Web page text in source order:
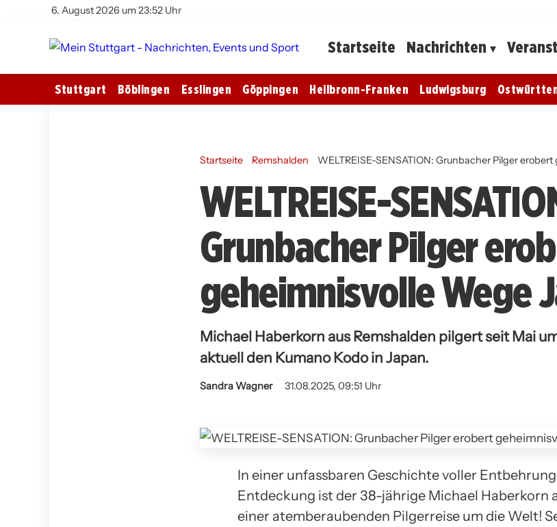
6. August 2026 um 23:52 Uhr
Startseite Nachrichten
Stuttgart Böblingen Esslingen Göppingen Heilbronn-Franken Ludwigsburg
Startseite Remshalden WELTREISE-SENSATION: Grunbacher Pilger
WELTREISE-
Grunbacher Pilger
geheimnisvolle Wege
Michael Haberkorn aus Remshalden pilgert seit Mai
aktuell den Kumano Kodo in Japan.
Sandra Wagner 31.08.2025, 09:51 Uhr
In einer unfassbaren Geschichte voller
Entdeckung ist der 38-jährige Michael Haberkorn
einer atemberaubenden Pilgerreise um die Welt!